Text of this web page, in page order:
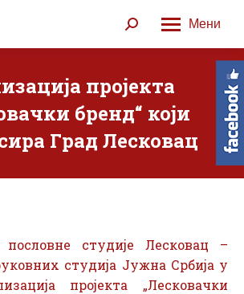
Мени
Search:
пројекта
бренд“ који
Град Лесковац
студије Лесковац –
студија Јужна Србија у
пројекта „Лесковачки